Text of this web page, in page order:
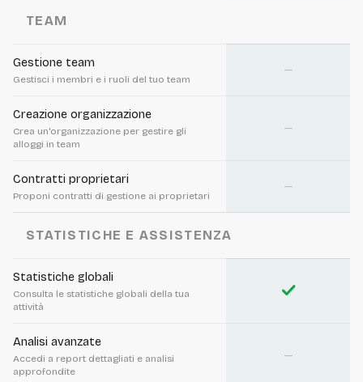
TEAM
Gestione team
Gestisci i membri e i ruoli del tuo team
—
Creazione organizzazione
Crea un'organizzazione per gestire gli
alloggi in team
—
Contratti proprietari
Proponi contratti di gestione ai proprietari
—
STATISTICHE E ASSISTENZA
Statistiche globali
Consulta le statistiche globali della tua
attività
check
Analisi avanzate
Accedi a report dettagliati e analisi
approfondite
—